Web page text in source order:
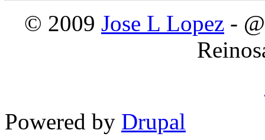
© 2009 Jose L Lopez -
Powered by Drupal